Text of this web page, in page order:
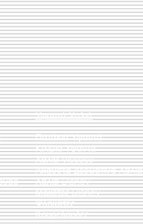
Υφαντά Χαλιά
Πατάκια Υφαντά
Κιλίμια Υφαντά
Χαλιά Viscose
Άκαυστα Δερμάτινα Χαλιά
Χαλιά Disney
Μοκέτες Disney
Φλοκάτες
Κουρελούδες